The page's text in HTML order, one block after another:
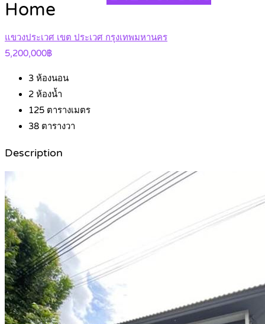
Home
แขวงประเวศ เขต ประเวศ กรุงเทพมหานคร
5,200,000฿
3 ห้องนอน
2 ห้องน้ำ
125 ตารางเมตร
38 ตารางวา
Description